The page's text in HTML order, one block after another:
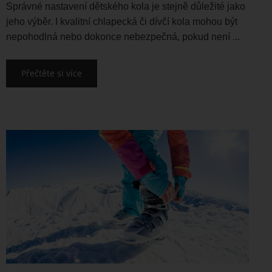
Správné nastavení dětského kola je stejně důležité jako
jeho výběr. I kvalitní chlapecká či dívčí kola mohou být
nepohodlná nebo dokonce nebezpečná, pokud není ...
Přečtěte si více